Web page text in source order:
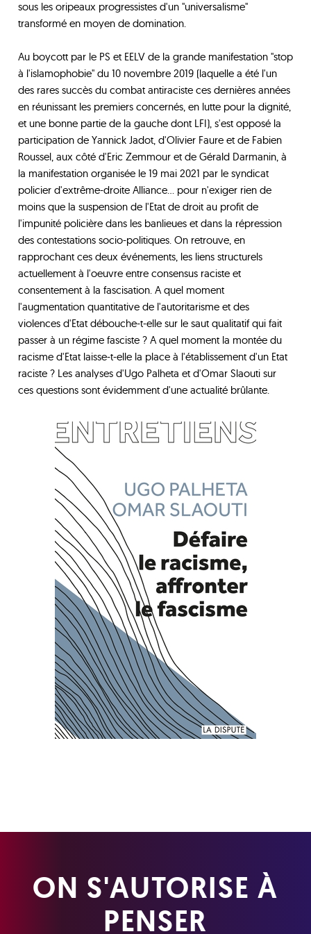
sous les oripeaux progressistes d'un "universalisme"
transformé en moyen de domination.
Au boycott par le PS et EELV de la grande manifestation "stop
à l'islamophobie" du 10 novembre 2019 (laquelle a été l'un
des rares succès du combat antiraciste ces dernières années
en réunissant les premiers concernés, en lutte pour la dignité,
et une bonne partie de la gauche dont LFI), s'est opposé la
participation de Yannick Jadot, d'Olivier Faure et de Fabien
Roussel, aux côté d'Eric Zemmour et de Gérald Darmanin, à
la manifestation organisée le 19 mai 2021 par le syndicat
policier d'extrême-droite Alliance... pour n'exiger rien de
moins que la suspension de l'Etat de droit au profit de
l'impunité policière dans les banlieues et dans la répression
des contestations socio-politiques. On retrouve, en
rapprochant ces deux événements, les liens structurels
actuellement à l'oeuvre entre consensus raciste et
consentement à la fascisation. A quel moment
l'augmentation quantitative de l'autoritarisme et des
violences d'Etat débouche-t-elle sur le saut qualitatif qui fait
passer à un régime fasciste ? A quel moment la montée du
racisme d'Etat laisse-t-elle la place à l'établissement d'un Etat
raciste ? Les analyses d'Ugo Palheta et d'Omar Slaouti sur
ces questions sont évidemment d'une actualité brûlante.
ON S'AUTORISE À
PENSER